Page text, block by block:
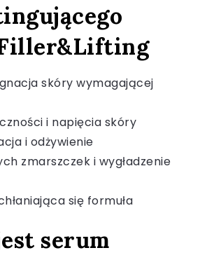
skóry wymagającej
i napięcia skóry
i odżywienie
zmarszczek i wygładzenie
się formuła
serum